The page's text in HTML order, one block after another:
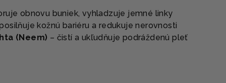
obnovu buniek, vyhladzuje jemné linky
kožnú bariéru a redukuje nerovnosti
(Neem) – čistí a ukľudňuje podráždenú pleť